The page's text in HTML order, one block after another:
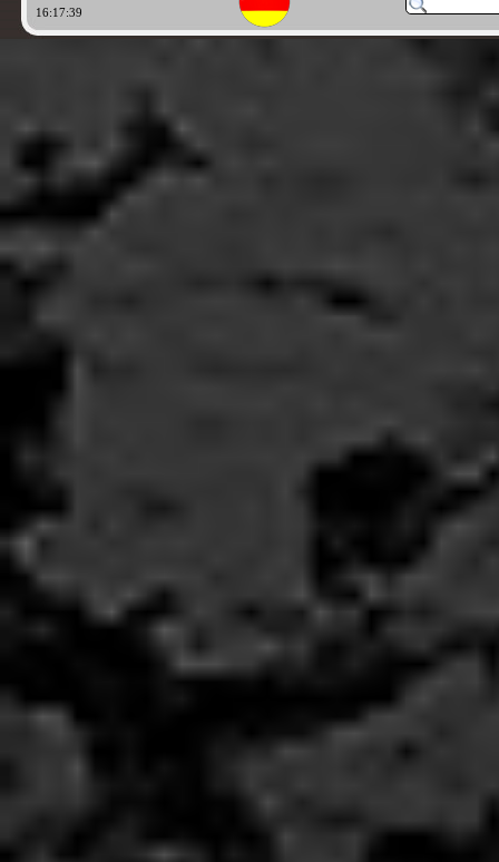
16:17:41